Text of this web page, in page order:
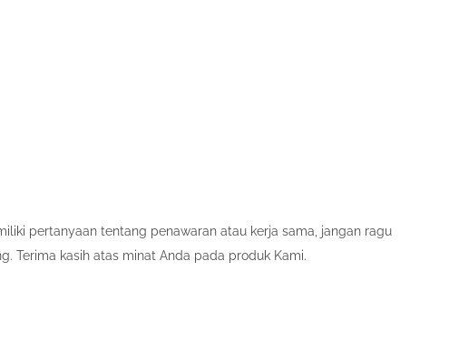
Padang
pertokoan, pusat oleh-oleh, kuliner dan pemukiman
pertanyaan tentang penawaran atau kerja sama, jangan ragu
Terima kasih atas minat Anda pada produk Kami.